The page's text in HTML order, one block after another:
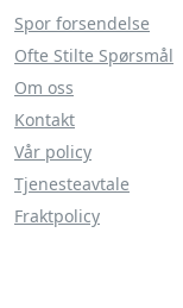
Spor forsendelse
Ofte Stilte Spørsmål
Om oss
Kontakt
Vår policy
Tjenesteavtale
Fraktpolicy